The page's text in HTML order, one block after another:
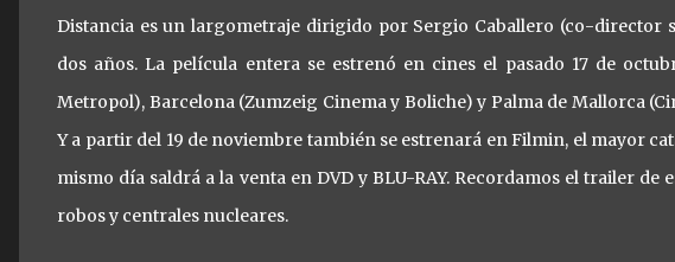
Distancia es un largometraje dirigido por Sergio Caballero (co-director
dos años. La película entera se estrenó en cines el pasado 17 de
Metropol), Barcelona (Zumzeig Cinema y Boliche) y Palma de Mallorca
Y a partir del 19 de noviembre también se estrenará en Filmin, el mayor
mismo día saldrá a la venta en DVD y BLU-RAY. Recordamos el trailer
robos y centrales nucleares.